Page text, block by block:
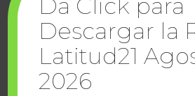
Da Click para
Descargar la
Latitud21
2026